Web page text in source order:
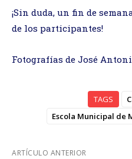
¡Sin duda, un fin de
de los participantes!
Fotografías de José
TAGS
Escola Municipal de
ARTÍCULO ANTERIOR